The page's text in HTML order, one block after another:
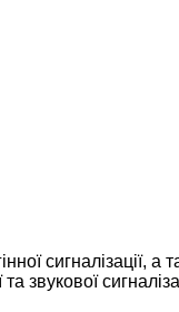
сигналізації,
звукової